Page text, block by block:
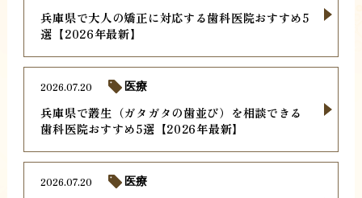
兵庫県で大人の矯正に対応する歯科医院おすすめ5
選【2026年最新】
兵庫県で叢生（ガタガタの歯並び）を相談できる
歯科医院おすすめ5選【2026年最新】
2026.07.20 医療
2026.07.20 医療